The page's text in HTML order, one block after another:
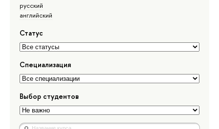
русский
английский
Статус
Специализация
Выбор студентов